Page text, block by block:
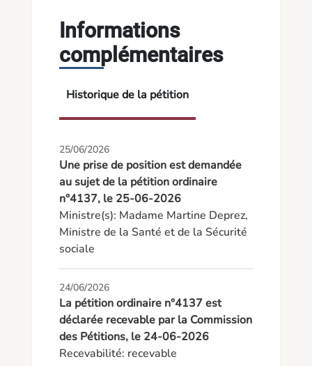
Informations
complémentaires
Historique de la pétition
25/06/2026
Une prise de position est demandée
au sujet de la pétition ordinaire
n°4137, le 25-06-2026
Ministre(s): Madame Martine Deprez,
Ministre de la Santé et de la Sécurité
sociale
24/06/2026
La pétition ordinaire n°4137 est
déclarée recevable par la Commission
des Pétitions, le 24-06-2026
Recevabilité: recevable